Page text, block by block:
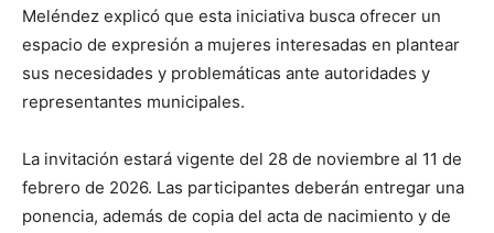
Meléndez explicó que esta iniciativa busca ofrecer un
espacio de expresión a mujeres interesadas en plantear
sus necesidades y problemáticas ante autoridades y
representantes municipales.
La invitación estará vigente del 28 de noviembre al 11 de
febrero de 2026. Las participantes deberán entregar una
ponencia, además de copia del acta de nacimiento y de